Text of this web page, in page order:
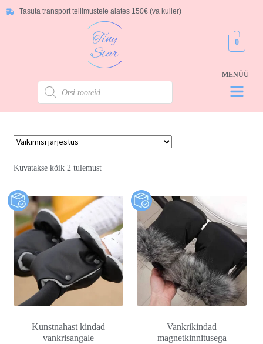
Tasuta transport tellimustele alates 150€ (va kuller)
0
Kuvatakse kõik 2 tulemust
Kunstnahast kindad
vankrisangale
Vankrikindad
magnetkinnitusega